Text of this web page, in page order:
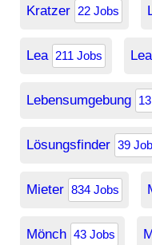
Kratzer 22 Jobs
Lea 211 Jobs
Lebensumgebung
Lösungsfinder 39
Mieter 834 Jobs
Mönch 43 Jobs